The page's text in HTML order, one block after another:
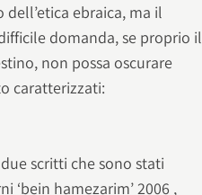
ebraica, ma il
domanda, se proprio il
non possa oscurare
caratterizzati:
scritti che sono stati
‘bein hamezarim’ 2006 ,